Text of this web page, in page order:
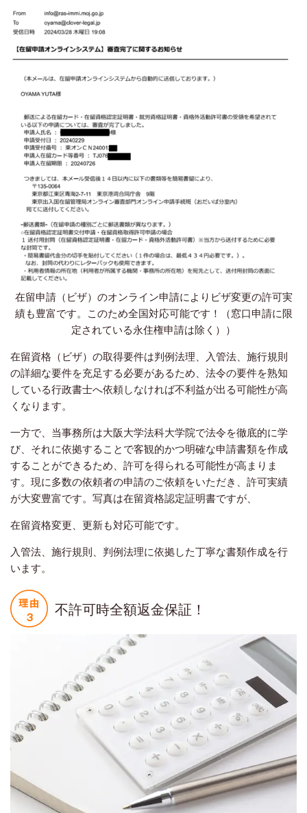
在留申請（ビザ）のオンライン申請によりビザ変更の許可実
績も豊富です。このため全国対応可能です！（窓口申請に限
定されている永住権申請は除く））
在留資格（ビザ）の取得要件は判例法理、入管法、施行規則
の詳細な要件を充足する必要があるため、法令の要件を熟知
している行政書士へ依頼しなければ不利益が出る可能性が高
くなります。
一方で、当事務所は大阪大学法科大学院で法令を徹底的に学
び、それに依拠することで客観的かつ明確な申請書類を作成
することができるため、許可を得られる可能性が高まりま
す。現に多数の依頼者の申請のご依頼をいただき、許可実績
が大変豊富です。写真は在留資格認定証明書ですが、
在留資格変更、更新も対応可能です。
入管法、施行規則、判例法理に依拠した丁寧な書類作成を行
います。
不許可時全額返金保証！